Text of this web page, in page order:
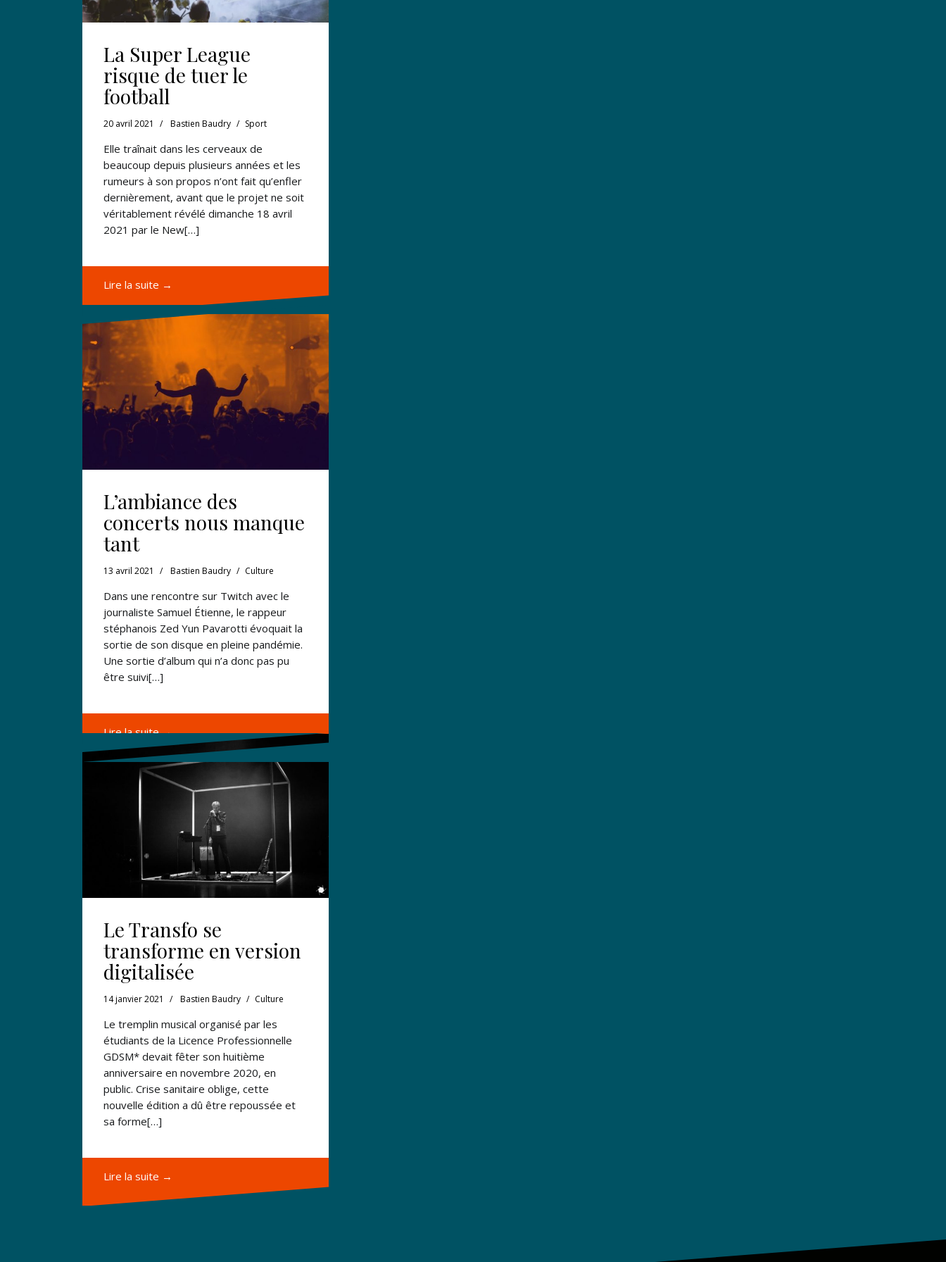
La Super League
risque de tuer le
football
20 avril 2021 Bastien Baudry Sport
Elle traînait dans les cerveaux de
beaucoup depuis plusieurs années et les
rumeurs à son propos n’ont fait qu’enfler
dernièrement, avant que le projet ne soit
véritablement révélé dimanche 18 avril
2021 par le New[…]
Lire la suite →
L’ambiance des
concerts nous manque
tant
13 avril 2021 Bastien Baudry Culture
Dans une rencontre sur Twitch avec le
journaliste Samuel Étienne, le rappeur
stéphanois Zed Yun Pavarotti évoquait la
sortie de son disque en pleine pandémie.
Une sortie d’album qui n’a donc pas pu
être suivi[…]
Lire la suite →
Le Transfo se
transforme en version
digitalisée
14 janvier 2021 Bastien Baudry Culture
Le tremplin musical organisé par les
étudiants de la Licence Professionnelle
GDSM* devait fêter son huitième
anniversaire en novembre 2020, en
public. Crise sanitaire oblige, cette
nouvelle édition a dû être repoussée et
sa forme[…]
Lire la suite →